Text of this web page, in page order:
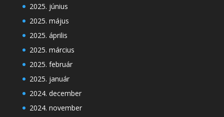
2025. június
2025. május
2025. április
2025. március
2025. február
2025. január
2024. december
2024. november